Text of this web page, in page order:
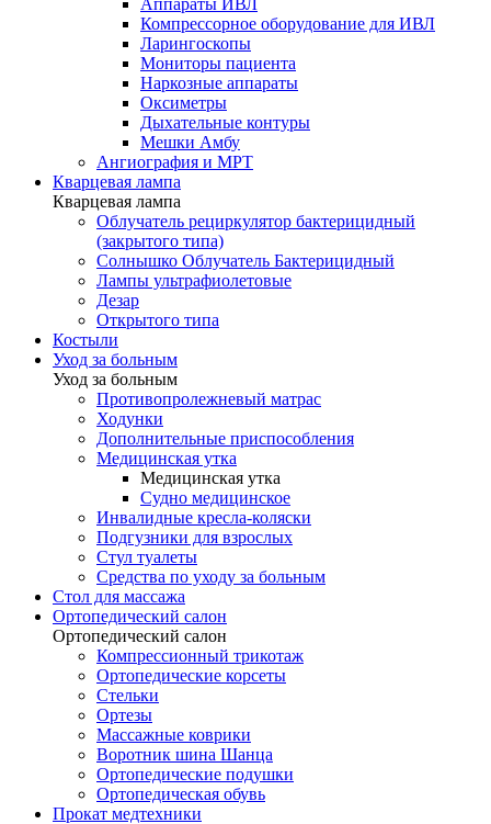
Аппараты ИВЛ
Компрессорное оборудование для ИВЛ
Ларингоскопы
Мониторы пациента
Наркозные аппараты
Оксиметры
Дыхательные контуры
Мешки Амбу
Ангиография и МРТ
Кварцевая лампа
Кварцевая лампа
Облучатель рециркулятор бактерицидный
(закрытого типа)
Солнышко Облучатель Бактерицидный
Лампы ультрафиолетовые
Дезар
Открытого типа
Костыли
Уход за больным
Уход за больным
Противопролежневый матрас
Ходунки
Дополнительные приспособления
Медицинская утка
Медицинская утка
Судно медицинское
Инвалидные кресла-коляски
Подгузники для взрослых
Стул туалеты
Средства по уходу за больным
Cтол для массажа
Ортопедический салон
Ортопедический салон
Компрессионный трикотаж
Ортопедические корсеты
Стельки
Ортезы
Массажные коврики
Воротник шина Шанца
Ортопедические подушки
Ортопедическая обувь
Прокат медтехники